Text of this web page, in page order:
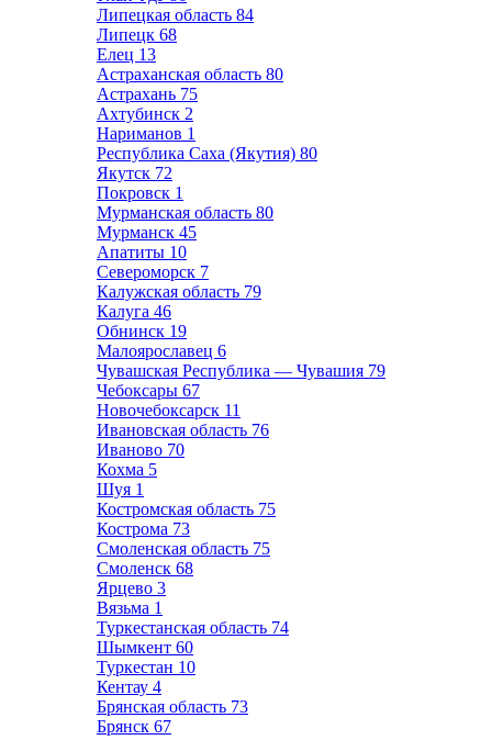
Липецкая область 84
Липецк 68
Елец 13
Астраханская область 80
Астрахань 75
Ахтубинск 2
Нариманов 1
Республика Саха (Якутия) 80
Якутск 72
Покровск 1
Мурманская область 80
Мурманск 45
Апатиты 10
Североморск 7
Калужская область 79
Калуга 46
Обнинск 19
Малоярославец 6
Чувашская Республика — Чувашия 79
Чебоксары 67
Новочебоксарск 11
Ивановская область 76
Иваново 70
Кохма 5
Шуя 1
Костромская область 75
Кострома 73
Смоленская область 75
Смоленск 68
Ярцево 3
Вязьма 1
Туркестанская область 74
Шымкент 60
Туркестан 10
Кентау 4
Брянская область 73
Брянск 67